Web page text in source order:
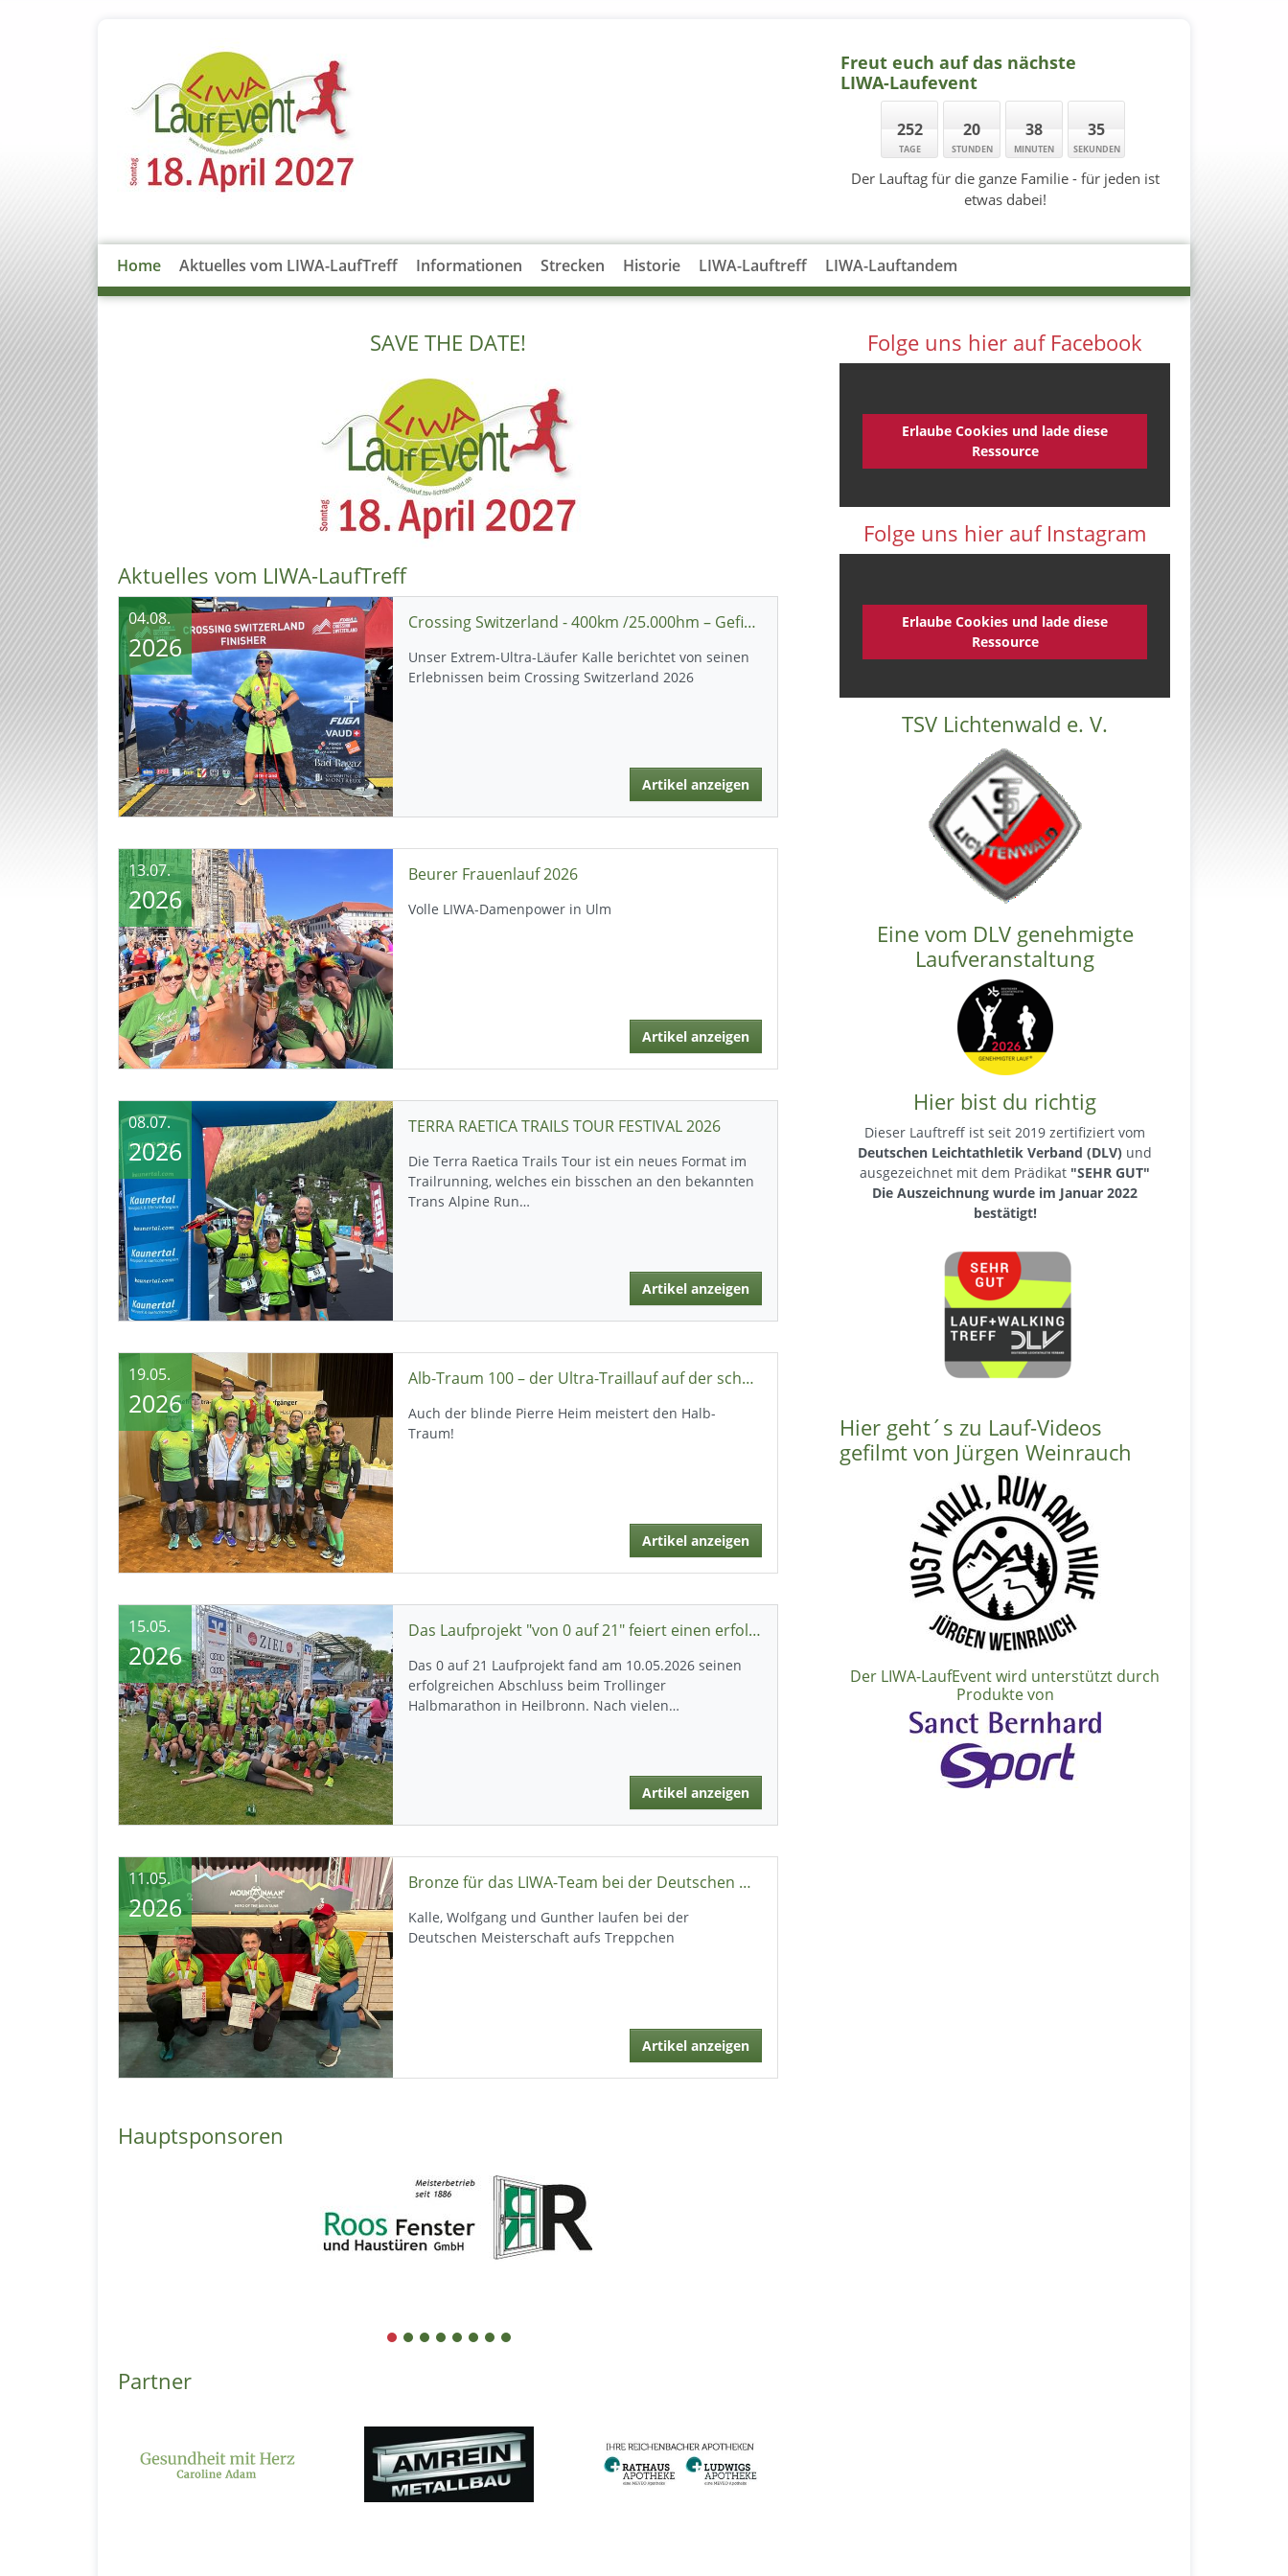
Freut euch auf das nächste
LIWA-Laufevent
252
TAGE
20
STUNDEN
38
MINUTEN
34
SEKUNDEN
Der Lauftag für die ganze Familie - für jeden ist
etwas dabei!
Home Aktuelles vom LIWA-LaufTreff Informationen Strecken Historie LIWA-Lauftreff LIWA-Lauftandem
SAVE THE DATE!
Aktuelles vom LIWA-LaufTreff
Crossing Switzerland - 400km /25.000hm – Gefinished - Nothing Else Matters!
Unser Extrem-Ultra-Läufer Kalle berichtet von seinen
Erlebnissen beim Crossing Switzerland 2026
Artikel anzeigen
04.08.
2026
Beurer Frauenlauf 2026
Volle LIWA-Damenpower in Ulm
Artikel anzeigen
13.07.
2026
TERRA RAETICA TRAILS TOUR FESTIVAL 2026
Die Terra Raetica Trails Tour ist ein neues Format im
Trailrunning, welches ein bisschen an den bekannten
Trans Alpine Run…
Artikel anzeigen
08.07.
2026
Alb-Traum 100 – der Ultra-Traillauf auf der schwäbischen Alb
Auch der blinde Pierre Heim meistert den Halb-
Traum!
Artikel anzeigen
19.05.
2026
Das Laufprojekt "von 0 auf 21" feiert einen erfolgreichen Abschluss in Heilbronn
Das 0 auf 21 Laufprojekt fand am 10.05.2026 seinen
erfolgreichen Abschluss beim Trollinger
Halbmarathon in Heilbronn. Nach vielen…
Artikel anzeigen
15.05.
2026
Bronze für das LIWA-Team bei der Deutschen Meisterschaft im Ultratrail (70km/3.960hm)
Kalle, Wolfgang und Gunther laufen bei der
Deutschen Meisterschaft aufs Treppchen
Artikel anzeigen
11.05.
2026
Hauptsponsoren
1 2 3 4 5 6 7 8
Partner
Folge uns hier auf Facebook
Erlaube Cookies und lade diese
Ressource
Folge uns hier auf Instagram
Erlaube Cookies und lade diese
Ressource
TSV Lichtenwald e. V.
Eine vom DLV genehmigte
Laufveranstaltung
Hier bist du richtig
Dieser Lauftreff ist seit 2019 zertifiziert vom
Deutschen Leichtathletik Verband (DLV) und
ausgezeichnet mit dem Prädikat "SEHR GUT"
Die Auszeichnung wurde im Januar 2022
bestätigt!
Hier geht´s zu Lauf-Videos
gefilmt von Jürgen Weinrauch
Der LIWA-LaufEvent wird unterstützt durch
Produkte von